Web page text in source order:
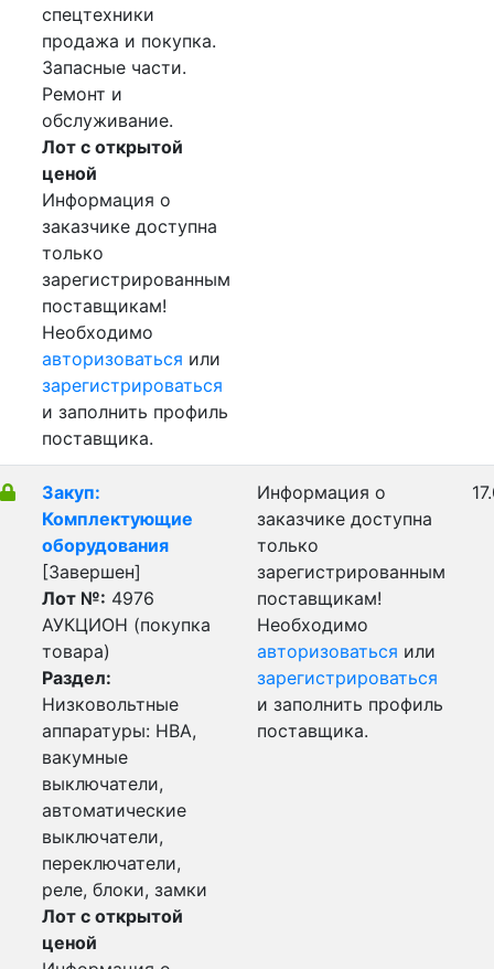
спецтехники
продажа и покупка.
Запасные части.
Ремонт и
обслуживание.
Лот с открытой
ценой
Информация о
заказчике доступна
только
зарегистрированным
поставщикам!
Необходимо
авторизоваться или
зарегистрироваться
и заполнить профиль
поставщика.
Закуп:
Комплектующие
оборудования
[Завершен]
Лот №: 4976
АУКЦИОН (покупка
товара)
Раздел:
Низковольтные
аппаратуры: НВА,
вакумные
выключатели,
автоматические
выключатели,
переключатели,
реле, блоки, замки
Лот с открытой
ценой
Информация о
заказчике доступна
только
зарегистрированным
поставщикам!
Необходимо
авторизоваться или
зарегистрироваться
и заполнить профиль
поставщика.